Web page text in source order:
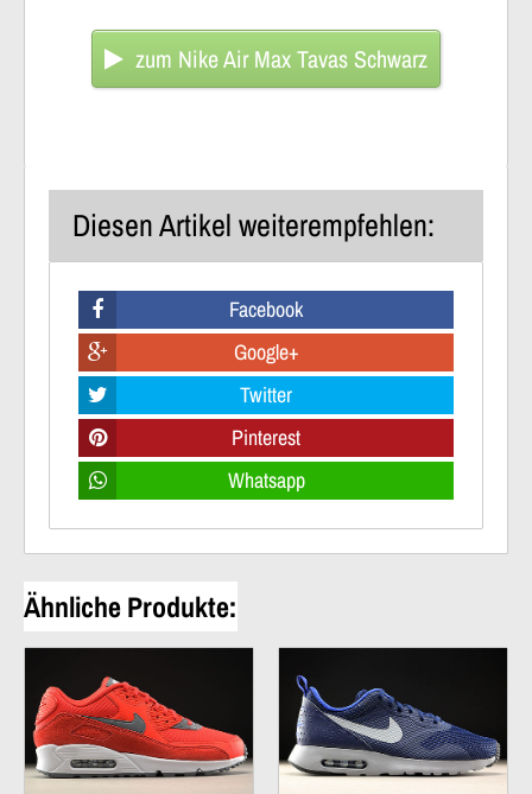
zum Nike Air Max Tavas Schwarz
Diesen Artikel weiterempfehlen:
Facebook
Google+
Twitter
Pinterest
Whatsapp
Ähnliche Produkte: